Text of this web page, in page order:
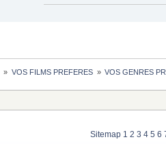
» VOS FILMS PREFERES » VOS GENRES
Sitemap 1 2 3 4 5 6